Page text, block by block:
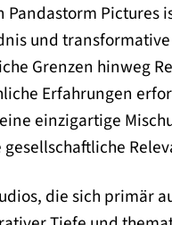
Pandastorm
und
Grenzen hinweg
Erfahrungen
einzigartige
die sich primär